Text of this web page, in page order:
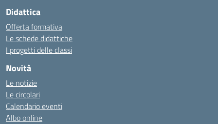
Didattica
Offerta formativa
Le schede didattiche
I progetti delle classi
Novità
Le notizie
Le circolari
Calendario eventi
Albo online